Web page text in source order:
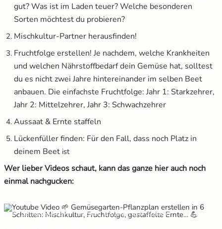
gut? Was ist im Laden teuer? Welche besonderen
Sorten möchtest du probieren?
Mischkultur-Partner herausfinden!
Fruchtfolge erstellen! Je nachdem, welche Krankheiten
und welchen Nährstoffbedarf dein Gemüse hat, solltest
du es nicht zwei Jahre hintereinander im selben Beet
anbauen. Die einfachste Fruchtfolge: Jahr 1: Starkzehrer,
Jahr 2: Mittelzehrer, Jahr 3: Schwachzehrer
Aussaat & Ernte staffeln
Lückenfüller finden: Für den Fall, dass noch Platz in
deinem Beet ist
Wer lieber Videos schaut, kann das ganze hier auch noch
einmal nachgucken:
🌱 Gemüsegarten-Pflanzplan erstellen in 6 Schritten: